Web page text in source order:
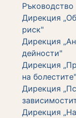
Ръководство
Дирекция
риск"
Дирекция
дейности"
Дирекция
на болестите"
Дирекция
Дирекция